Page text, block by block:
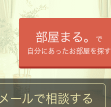
部屋まる。
で
自分にあったお部屋を探す
メールで相談する